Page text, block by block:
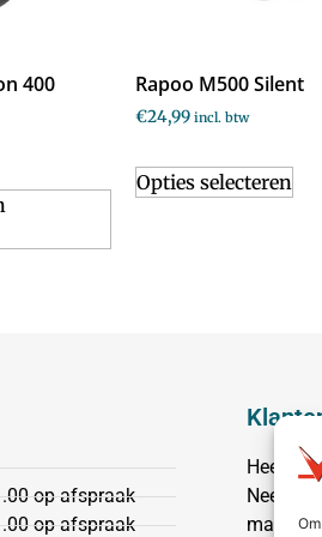
400
Rapoo M500 Silent
€24,99 incl. btw
Opties selecteren
op afspraak
op afspraak
Heeft u
Neem
mail.